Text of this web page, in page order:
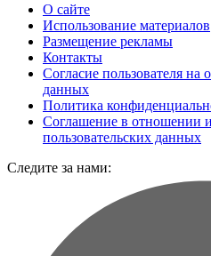
О сайте
Использование материалов
Размещение рекламы
Контакты
Согласие пользователя на
данных
Политика
Соглашение в отношении
пользовательских данных
Следите за нами: